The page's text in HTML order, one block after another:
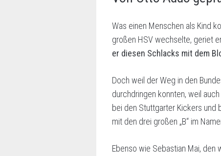
Was einen Menschen als Kind
großen HSV wechselte, geriet
er diesen Schlacks mit dem
Doch weil der Weg in den
durchdringen konnten, weil
bei den Stuttgarter Kickers und
mit den drei großen „B“ im
Ebenso wie Sebastian Mai, den